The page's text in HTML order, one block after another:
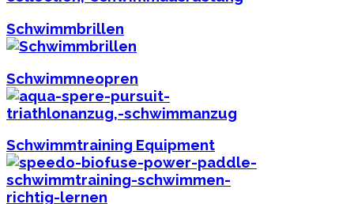
Schwimmbrillen
Schwimmneopren
Schwimmtraining Equipment